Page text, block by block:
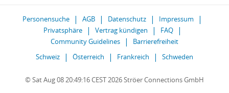
Personensuche AGB Datenschutz
Impressum
Privatsphäre
Vertrag kündigen
FAQ
Community Guidelines
Barrierefreiheit
Schweiz
Österreich Frankreich Schweden
© Sat Aug 08 20:49:16 CEST 2026 Ströer Connections GmbH